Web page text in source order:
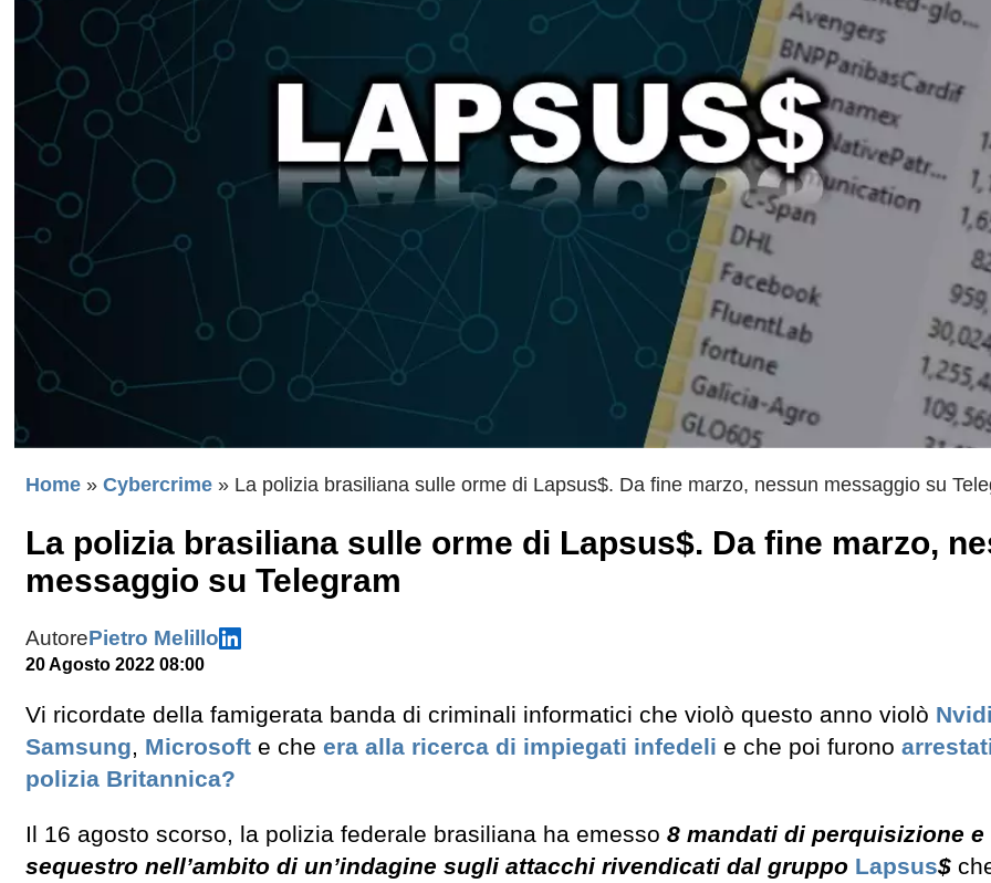
Home » Cybercrime » La polizia brasiliana sulle orme di Lapsus$. Da fine marzo, nessun messaggio su
La polizia brasiliana sulle orme di Lapsus$. Da fine marzo,
messaggio su Telegram
AutorePietro Melillo
20 Agosto 2022 08:00
Vi ricordate della famigerata banda di criminali informatici che violò questo anno violò
Samsung, Microsoft e che era alla ricerca di impiegati infedeli e che poi furono
polizia Britannica?
Il 16 agosto scorso, la polizia federale brasiliana ha emesso 8 mandati di perquisizione e
sequestro nell’ambito di un’indagine sugli attacchi rivendicati dal gruppo Lapsus$